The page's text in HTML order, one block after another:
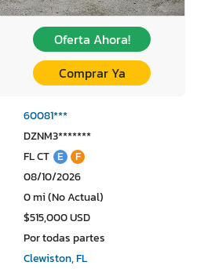
Oferta Ahora!
Comprar Ya
60081***
DZNM3*******
FL CT E
F
08/10/2026
0 mi (No Actual)
$515,000 USD
Por todas partes
Clewiston, FL